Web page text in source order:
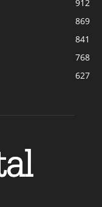
912
869
841
768
627